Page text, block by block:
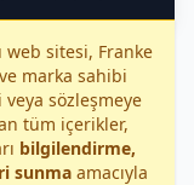
web sitesi, Franke
marka sahibi
sözleşmeye
tüm içerikler,
bilgilendirme,
sunma amacıyla